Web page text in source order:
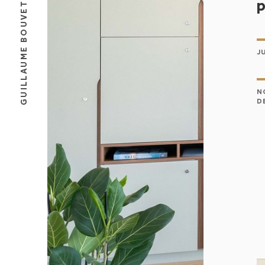
GUILLAUME BOUVET